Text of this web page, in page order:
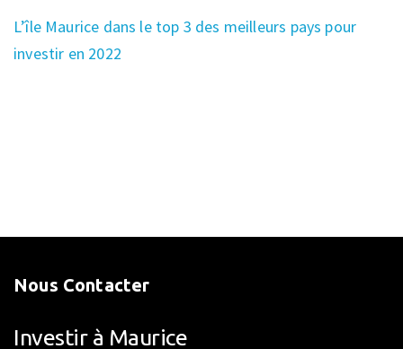
L’île Maurice dans le top 3 des meilleurs pays pour
investir en 2022
Nous Contacter
Investir à Maurice